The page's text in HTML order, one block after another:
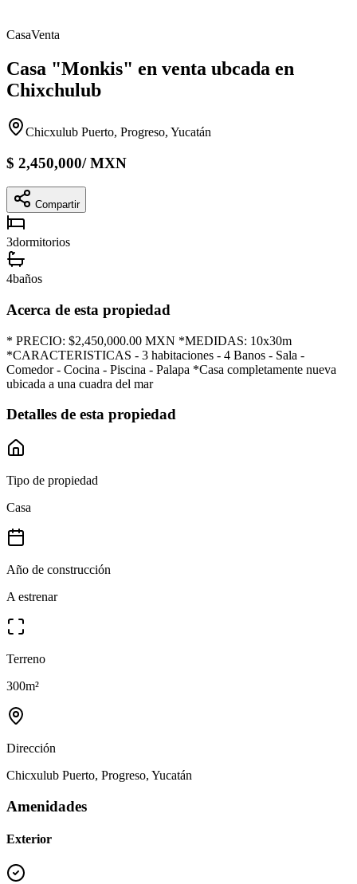
CasaVenta
Casa "Monkis" en venta ubcada en
Chixchulub
Chicxulub Puerto, Progreso, Yucatán
$ 2,450,000/MXN
Compartir
3dormitorios
4baños
Acerca de esta propiedad
* PRECIO: $2,450,000.00 MXN *MEDIDAS: 10x30m
*CARACTERISTICAS - 3 habitaciones - 4 Banos - Sala -
Comedor - Cocina - Piscina - Palapa *Casa completamente nueva
ubicada a una cuadra del mar
Detalles de esta propiedad
Tipo de propiedad
Casa
Año de construcción
A estrenar
Terreno
300m²
Dirección
Chicxulub Puerto, Progreso, Yucatán
Amenidades
Exterior